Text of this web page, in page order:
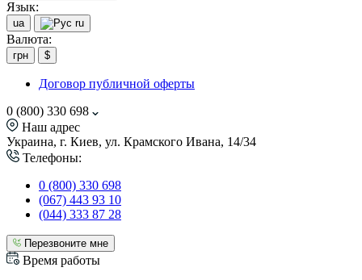
Язык:
ua ru
Валюта:
грн $
Договор публичной оферты
0 (800) 330 698
Наш адрес
Украина, г. Киев, ул. Крамского Ивана, 14/34
Телефоны:
0 (800) 330 698
(067) 443 93 10
(044) 333 87 28
Перезвоните мне
Время работы